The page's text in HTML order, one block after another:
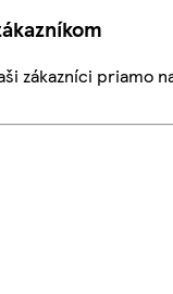
zákazníci priamo